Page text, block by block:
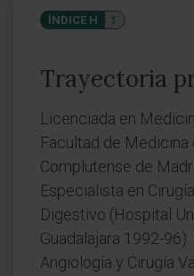
ÍNDICE H 1
Trayectoria
Licenciada en
Facultad de Medicina
Complutense de
Especialista en
Digestivo (Hospital
Guadalajara 1992-
Angiología y Cirugía